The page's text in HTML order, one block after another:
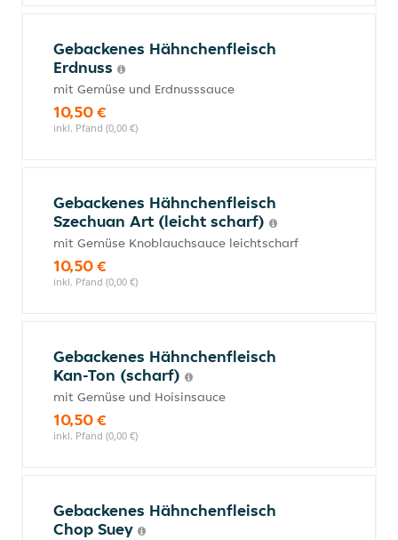
Gebackenes Hähnchenfleisch
Erdnuss
mit Gemüse und Erdnusssauce
10,50 €
inkl. Pfand (0,00 €)
Gebackenes Hähnchenfleisch
Szechuan Art (leicht scharf)
mit Gemüse Knoblauchsauce leichtscharf
10,50 €
inkl. Pfand (0,00 €)
Gebackenes Hähnchenfleisch
Kan-Ton (scharf)
mit Gemüse und Hoisinsauce
10,50 €
inkl. Pfand (0,00 €)
Gebackenes Hähnchenfleisch
Chop Suey